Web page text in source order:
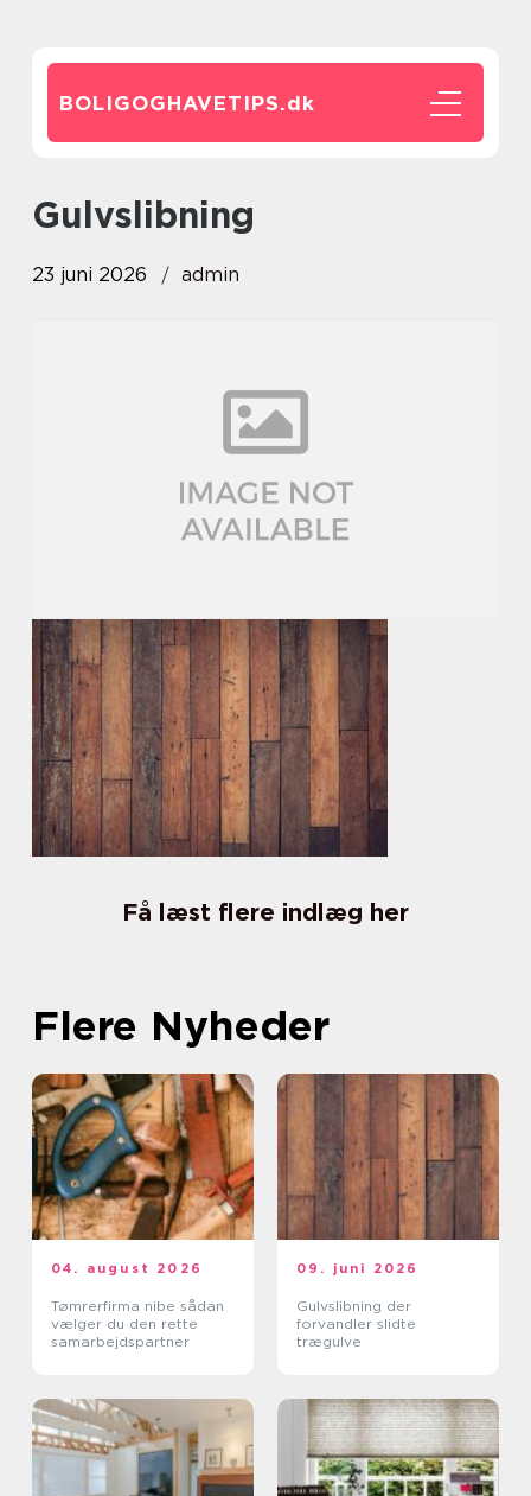
BOLIGOGHAVETIPS.dk
gulvslibning
23 juni 2026 admin
Få læst flere indlæg her
Flere Nyheder
04. august 2026
Tømrerfirma nibe sådan
vælger du den rette
samarbejdspartner
09. juni 2026
Gulvslibning der
forvandler slidte
trægulve